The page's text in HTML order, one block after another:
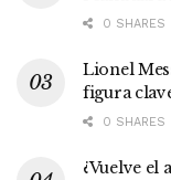
0 SHARES
Lionel
figura
0 SHARES
¿Vuelve el